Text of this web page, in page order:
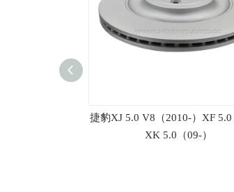
捷豹XJ 5.0 V8（2010-）XF 5.0
XK 5.0（09-）